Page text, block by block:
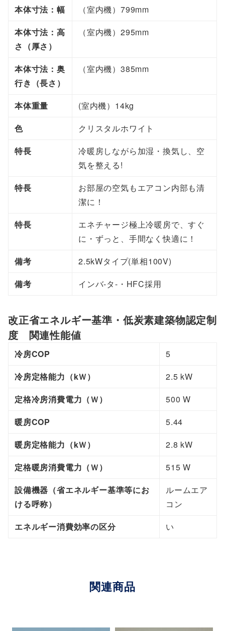
本体寸法：幅
（室内機）799mm
本体寸法：高
さ（厚さ）
（室内機）295mm
本体寸法：奥
行き（長さ）
（室内機）385mm
本体重量
(室内機）14kg
色
クリスタルホワイト
特長
冷暖房しながら加湿・換気し、空
気を整える!
特長
お部屋の空気もエアコン内部も清
潔に！
特長
エネチャージ極上冷暖房で、すぐ
に・ずっと、手間なく快適に！
備考
2.5kWタイプ(単相100V)
備考
インバ-タ-・HFC採用
改正省エネルギー基準・低炭素建築物認定制
度 関連性能値
冷房COP
5
冷房定格能力（kＷ）
2.5 kW
定格冷房消費電力（Ｗ）
500 W
暖房COP
5.44
暖房定格能力（kＷ）
2.8 kW
定格暖房消費電力（Ｗ）
515 W
設備機器（省エネルギー基準等にお
ける呼称）
ルームエア
コン
エネルギー消費効率の区分
い
関連商品